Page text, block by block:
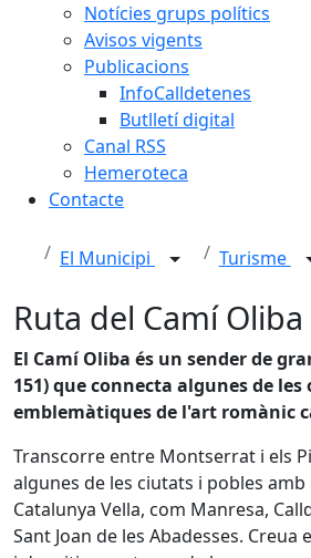
Notícies grups polítics
Avisos vigents
Publicacions
InfoCalldetenes
Butlletí digital
Canal RSS
Hemeroteca
Contacte
El Municipi Turisme
Ruta del Camí Oliba
El Camí Oliba és un sender de
151) que connecta algunes de les
emblemàtiques de l'art romànic
Transcorre entre Montserrat i els
algunes de les ciutats i pobles
Catalunya Vella, com Manresa,
Sant Joan de les Abadesses.